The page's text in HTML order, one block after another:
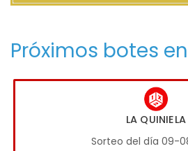
Próximos botes
LA QUINIELA
Sorteo del día 09-